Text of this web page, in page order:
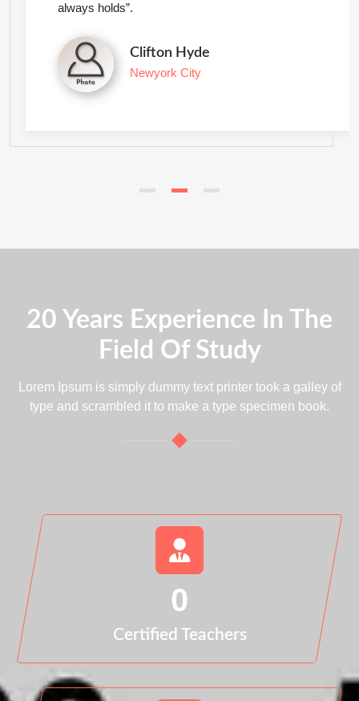
always holds”.
Clifton Hyde
Newyork City
20 Years Experience In The
Field Of Study
Lorem Ipsum is simply dummy text printer took a galley of
type and scrambled it to make a type specimen book.
0
Certified Teachers